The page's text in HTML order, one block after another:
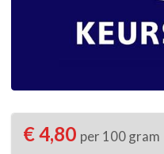
€ 4,80 per 100 gram